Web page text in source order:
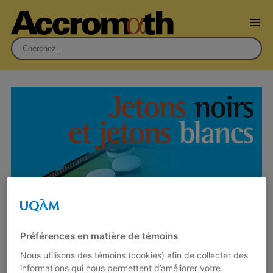
Rechercher :
Solution du paradoxe « Jetons noirs
Préférences en matière de témoins
Nous utilisons des témoins (cookies) afin de collecter des
informations qui nous permettent d’améliorer votre